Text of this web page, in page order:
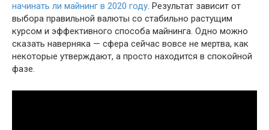
начинать ли майнинг в 2020 году. Результат зависит от
выбора правильной валюты со стабильно растущим
курсом и эффективного способа майнинга. Одно можно
сказать наверняка — сфера сейчас вовсе не мертва, как
некоторые утверждают, а просто находится в спокойной
фазе.